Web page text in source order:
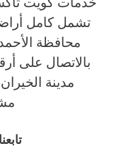
تشمل كامل
محافظة
مدينة